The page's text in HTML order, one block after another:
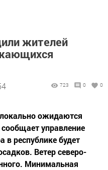
жителей
723 0 0
ожидаются
управление
в республике будет
Ветер северо-
Минимальная